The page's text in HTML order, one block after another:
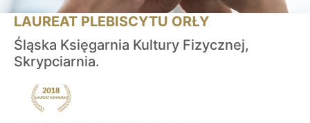
LAUREAT PLEBISCYTU ORŁY
Śląska Księgarnia Kultury Fizycznej,
Skrypciarnia.